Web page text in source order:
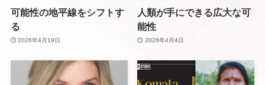
可能性の地平線をシフトす
る
2026年4月19日
人類が手にできる広大な可
能性
2026年4月4日